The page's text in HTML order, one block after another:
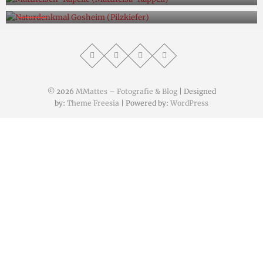
Naturdenkmal Gosheim (Pilzkiefer)
© 2026 MMattes – Fotografie & Blog| Designed
by: Theme Freesia | Powered by: WordPress